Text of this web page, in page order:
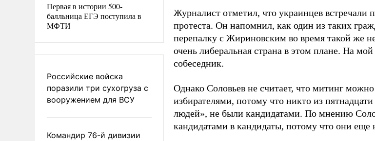
Первая в истории 500-
балльница ЕГЭ поступила в
МФТИ
Российские войска
поразили три сухогруза с
вооружением для ВСУ
Командир 76-й дивизии
Журналист отметил, что украинцев встречали
протеста. Он напомнил, как один из таких
перепалку с Жириновским во время такой же
очень либеральная страна в этом плане. На
собеседник.
Однако Соловьев не считает, что митинг можно
избирателями, потому что никто из
людей», не были кандидатами. По мнению
кандидатами в кандидаты, потому что они еще